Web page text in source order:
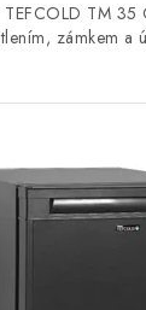
TM
zámkem a